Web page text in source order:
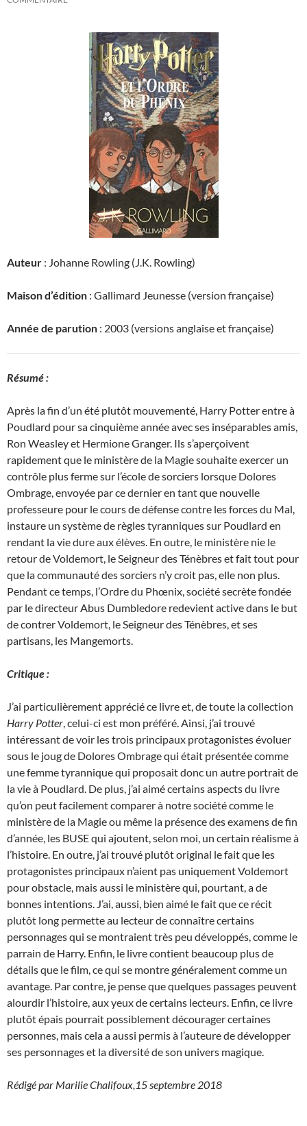
Auteur : Johanne Rowling (J.K. Rowling)
Maison d’édition : Gallimard Jeunesse (version française)
Année de parution : 2003 (versions anglaise et française)
Résumé :
Après la fin d’un été plutôt mouvementé, Harry Potter entre à
Poudlard pour sa cinquième année avec ses inséparables amis,
Ron Weasley et Hermione Granger. Ils s’aperçoivent
rapidement que le ministère de la Magie souhaite exercer un
contrôle plus ferme sur l’école de sorciers lorsque Dolores
Ombrage, envoyée par ce dernier en tant que nouvelle
professeure pour le cours de défense contre les forces du Mal,
instaure un système de règles tyranniques sur Poudlard en
rendant la vie dure aux élèves. En outre, le ministère nie le
retour de Voldemort, le Seigneur des Ténèbres et fait tout pour
que la communauté des sorciers n’y croit pas, elle non plus.
Pendant ce temps, l’Ordre du Phœnix, société secrète fondée
par le directeur Abus Dumbledore redevient active dans le but
de contrer Voldemort, le Seigneur des Ténèbres, et ses
partisans, les Mangemorts.
Critique :
J’ai particulièrement apprécié ce livre et, de toute la collection
Harry Potter, celui-ci est mon préféré. Ainsi, j’ai trouvé
intéressant de voir les trois principaux protagonistes évoluer
sous le joug de Dolores Ombrage qui était présentée comme
une femme tyrannique qui proposait donc un autre portrait de
la vie à Poudlard. De plus, j’ai aimé certains aspects du livre
qu’on peut facilement comparer à notre société comme le
ministère de la Magie ou même la présence des examens de fin
d’année, les BUSE qui ajoutent, selon moi, un certain réalisme à
l’histoire. En outre, j’ai trouvé plutôt original le fait que les
protagonistes principaux n’aient pas uniquement Voldemort
pour obstacle, mais aussi le ministère qui, pourtant, a de
bonnes intentions. J’ai, aussi, bien aimé le fait que ce récit
plutôt long permette au lecteur de connaître certains
personnages qui se montraient très peu développés, comme le
parrain de Harry. Enfin, le livre contient beaucoup plus de
détails que le film, ce qui se montre généralement comme un
avantage. Par contre, je pense que quelques passages peuvent
alourdir l’histoire, aux yeux de certains lecteurs. Enfin, ce livre
plutôt épais pourrait possiblement décourager certaines
personnes, mais cela a aussi permis à l’auteure de développer
ses personnages et la diversité de son univers magique.
Rédigé par Marilie Chalifoux,15 septembre 2018